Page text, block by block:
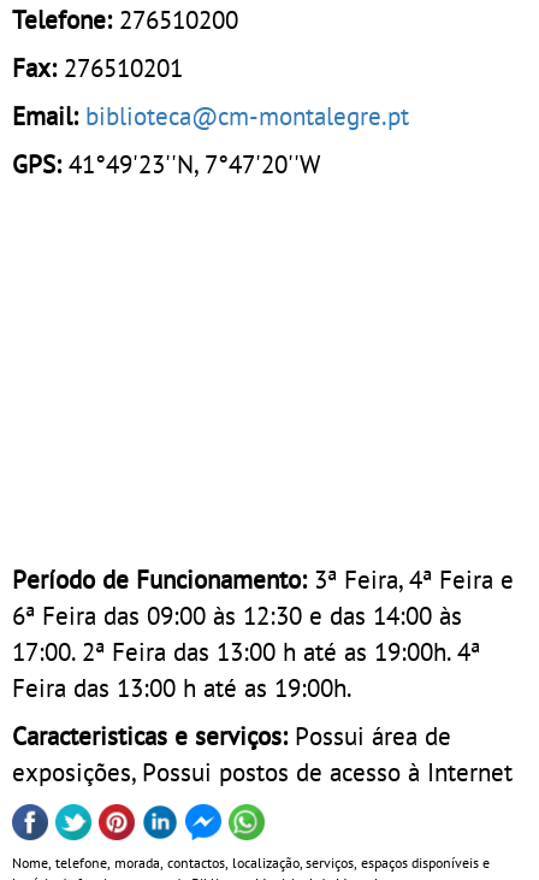
Telefone: 276510200
Fax: 276510201
Email: biblioteca@cm-montalegre.pt
GPS:41°49'23''N, 7°47'20''W
Período de Funcionamento: 3ª Feira, 4ª Feira e
6ª Feira das 09:00 às 12:30 e das 14:00 às
17:00. 2ª Feira das 13:00 h até as 19:00h. 4ª
Feira das 13:00 h até as 19:00h.
Caracteristicas e serviços: Possui área de
exposições, Possui postos de acesso à Internet
Nome, telefone, morada, contactos, localização, serviços, espaços disponíveis e